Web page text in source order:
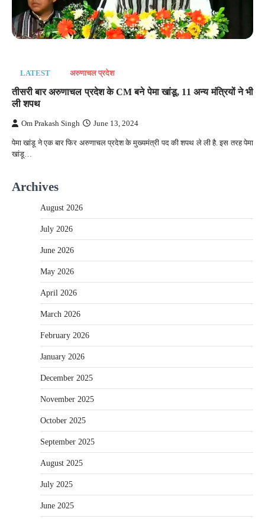
LATEST अरुणाचल प्रदेश
तीसरी बार अरुणाचल प्रदेश के CM बने पेमा खांडू, 11 अन्य मंत्रियों ने भी
ली शपथ
Om Prakash Singh June 13, 2024
पेमा खांडू ने एक बार फिर अरुणाचल प्रदेश के मुख्यमंत्री पद की शपथ ले ली है. इस तरह पेमा
खांडू…
Archives
August 2026
July 2026
June 2026
May 2026
April 2026
March 2026
February 2026
January 2026
December 2025
November 2025
October 2025
September 2025
August 2025
July 2025
June 2025